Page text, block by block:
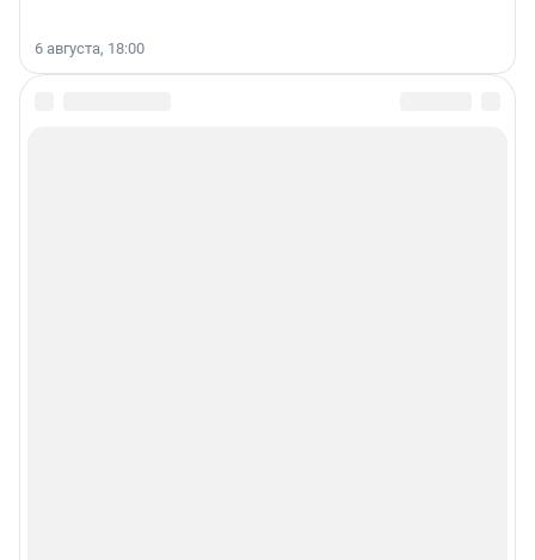
6 августа, 18:00